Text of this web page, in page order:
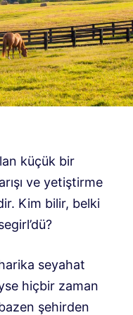
küçük bir
ve yetiştirme
Kim bilir, belki
seyahat
hiçbir zaman
şehirden